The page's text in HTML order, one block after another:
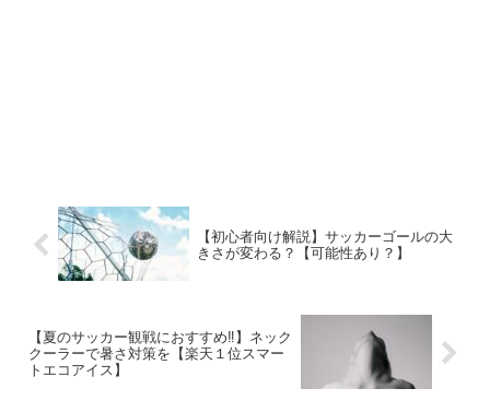
【初心者向け解説】サッカーゴールの大
きさが変わる？【可能性あり？】
【夏のサッカー観戦におすすめ‼】ネック
クーラーで暑さ対策を【楽天１位スマー
トエコアイス】